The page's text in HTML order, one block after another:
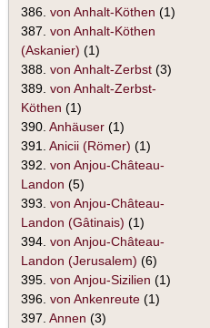
386. von Anhalt-Köthen (1)
387. von Anhalt-Köthen
(Askanier) (1)
388. von Anhalt-Zerbst (3)
389. von Anhalt-Zerbst-
Köthen (1)
390. Anhäuser (1)
391. Anicii (Römer) (1)
392. von Anjou-Château-
Landon (5)
393. von Anjou-Château-
Landon (Gâtinais) (1)
394. von Anjou-Château-
Landon (Jerusalem) (6)
395. von Anjou-Sizilien (1)
396. von Ankenreute (1)
397. Annen (3)